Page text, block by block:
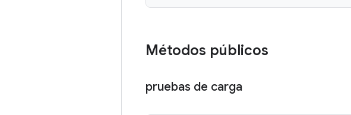
Métodos públicos
pruebas de carga